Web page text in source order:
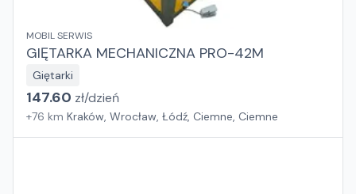
MOBIL SERWIS
GIĘTARKA MECHANICZNA PRO-42M
Giętarki
147.60 zł/dzień
+76 km Kraków, Wrocław, Łódź, Ciemne, Ciemne